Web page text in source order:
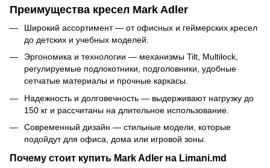
Преимущества кресел Mark Adler
Широкий ассортимент — от офисных и геймерских кресел
до детских и учебных моделей.
Эргономика и технологии — механизмы Tilt, Multilock,
регулируемые подлокотники, подголовники, удобные
сетчатые материалы и прочные каркасы.
Надежность и долговечность — выдерживают нагрузку до
150 кг и рассчитаны на длительное использование.
Современный дизайн — стильные модели, которые
подойдут для офиса, дома или игровой зоны.
Почему стоит купить Mark Adler на Limani.md